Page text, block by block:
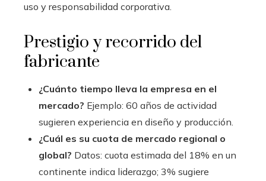
uso y responsabilidad corporativa.
Prestigio y recorrido del
fabricante
¿Cuánto tiempo lleva la empresa en el
mercado? Ejemplo: 60 años de actividad
sugieren experiencia en diseño y producción.
¿Cuál es su cuota de mercado regional o
global? Datos: cuota estimada del 18% en un
continente indica liderazgo; 3% sugiere